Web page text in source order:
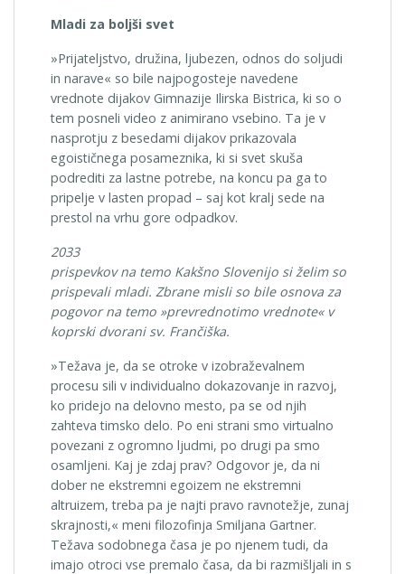
Mladi za boljši svet
»Prijateljstvo, družina, ljubezen, odnos do soljudi
in narave« so bile najpogosteje navedene
vrednote dijakov Gimnazije Ilirska Bistrica, ki so o
tem posneli video z animirano vsebino. Ta je v
nasprotju z besedami dijakov prikazovala
egoističnega posameznika, ki si svet skuša
podrediti za lastne potrebe, na koncu pa ga to
pripelje v lasten propad – saj kot kralj sede na
prestol na vrhu gore odpadkov.
2033
prispevkov na temo Kakšno Slovenijo si želim so
prispevali mladi. Zbrane misli so bile osnova za
pogovor na temo »prevrednotimo vrednote« v
koprski dvorani sv. Frančiška.
»Težava je, da se otroke v izobraževalnem
procesu sili v individualno dokazovanje in razvoj,
ko pridejo na delovno mesto, pa se od njih
zahteva timsko delo. Po eni strani smo virtualno
povezani z ogromno ljudmi, po drugi pa smo
osamljeni. Kaj je zdaj prav? Odgovor je, da ni
dober ne ekstremni egoizem ne ekstremni
altruizem, treba pa je najti pravo ravnotežje, zunaj
skrajnosti,« meni filozofinja Smiljana Gartner.
Težava sodobnega časa je po njenem tudi, da
imajo otroci vse premalo časa, da bi razmišljali in s